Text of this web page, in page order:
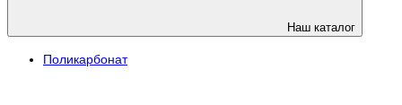
Наш каталог
Поликарбонат